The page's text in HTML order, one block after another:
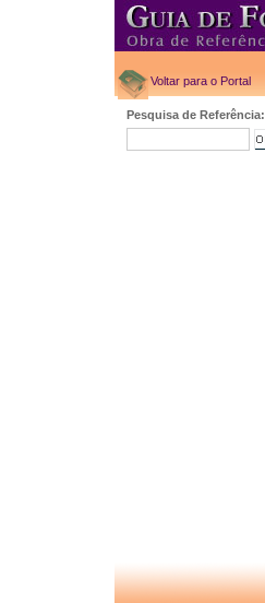
Voltar para o Portal
Pesquisa de Referência: